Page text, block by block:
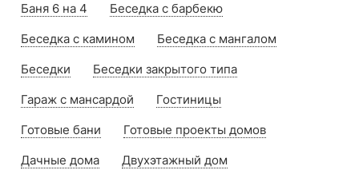
Баня 6 на 4
Беседка с барбекю
Беседка с камином
Беседка с мангалом
Беседки
Беседки закрытого типа
Гараж с мансардой
Гостиницы
Готовые бани
Готовые проекты домов
Дачные дома
Двухэтажный дом